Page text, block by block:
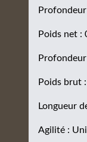
Poids net :
Poids brut
Longueur
Agilité :